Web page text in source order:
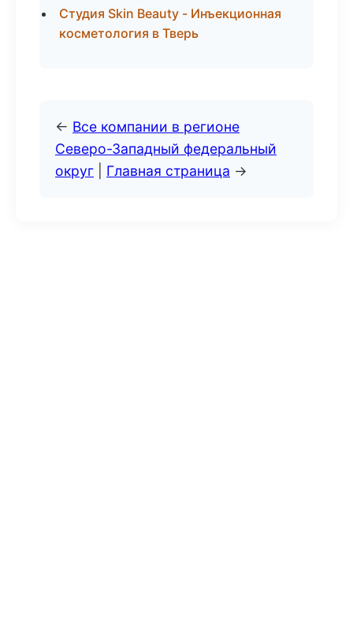
Студия Skin Beauty - Инъекционная
косметология в Тверь
← Все компании в регионе
Северо-Западный федеральный
округ
Главная страница →